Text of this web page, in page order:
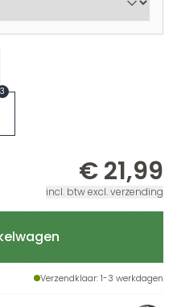
3
€ 21,99
incl. btw excl. verzending
Verzendklaar: 1-3 werkdagen